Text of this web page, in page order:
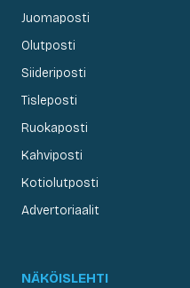
Juomaposti
Olutposti
Siideriposti
Tisleposti
Ruokaposti
Kahviposti
Kotiolutposti
Advertoriaalit
NÄKÖISLEHTI